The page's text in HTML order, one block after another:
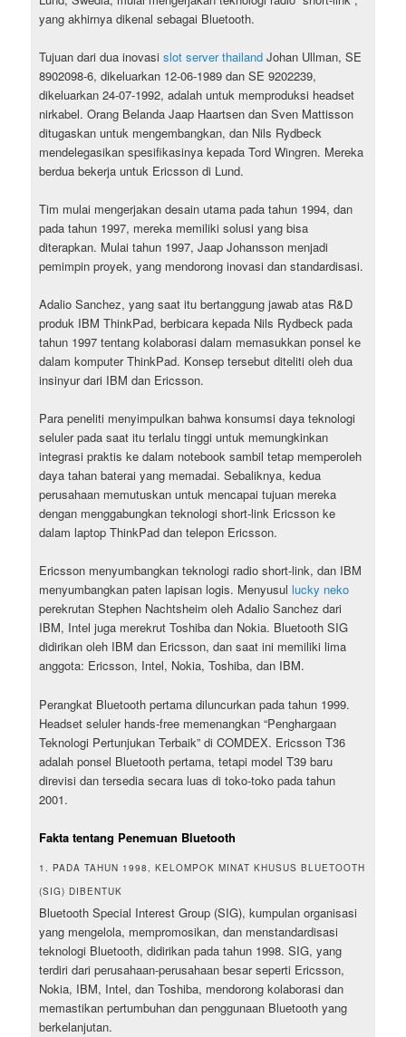
yang akhirnya dikenal sebagai Bluetooth.
Tujuan dari dua inovasislot server thailand Johan Ullman, SE
8902098-6, dikeluarkan 12-06-1989 dan SE 9202239,
dikeluarkan 24-07-1992, adalah untuk memproduksi headset
nirkabel. Orang Belanda Jaap Haartsen dan Sven Mattisson
ditugaskan untuk mengembangkan, dan Nils Rydbeck
mendelegasikan spesifikasinya kepada Tord Wingren. Mereka
berdua bekerja untuk Ericsson di Lund.
Tim mulai mengerjakan desain utama pada tahun 1994, dan
pada tahun 1997, mereka memiliki solusi yang bisa
diterapkan. Mulai tahun 1997, Jaap Johansson menjadi
pemimpin proyek, yang mendorong inovasi dan standardisasi.
Adalio Sanchez, yang saat itu bertanggung jawab atas R&D
produk IBM ThinkPad, berbicara kepada Nils Rydbeck pada
tahun 1997 tentang kolaborasi dalam memasukkan ponsel ke
dalam komputer ThinkPad. Konsep tersebut diteliti oleh dua
insinyur dari IBM dan Ericsson.
Para peneliti menyimpulkan bahwa konsumsi daya teknologi
seluler pada saat itu terlalu tinggi untuk memungkinkan
integrasi praktis ke dalam notebook sambil tetap memperoleh
daya tahan baterai yang memadai. Sebaliknya, kedua
perusahaan memutuskan untuk mencapai tujuan mereka
dengan menggabungkan teknologi short-link Ericsson ke
dalam laptop ThinkPad dan telepon Ericsson.
Ericsson menyumbangkan teknologi radio short-link, dan IBM
menyumbangkan paten lapisan logis. Menyusullucky neko
perekrutan Stephen Nachtsheim oleh Adalio Sanchez dari
IBM, Intel juga merekrut Toshiba dan Nokia. Bluetooth SIG
didirikan oleh IBM dan Ericsson, dan saat ini memiliki lima
anggota: Ericsson, Intel, Nokia, Toshiba, dan IBM.
Perangkat Bluetooth pertama diluncurkan pada tahun 1999.
Headset seluler hands-free memenangkan “Penghargaan
Teknologi Pertunjukan Terbaik” di COMDEX. Ericsson T36
adalah ponsel Bluetooth pertama, tetapi model T39 baru
direvisi dan tersedia secara luas di toko-toko pada tahun
2001.
Fakta tentang Penemuan Bluetooth
1. PADA TAHUN 1998, KELOMPOK MINAT KHUSUS BLUETOOTH
(SIG) DIBENTUK
Bluetooth Special Interest Group (SIG), kumpulan organisasi
yang mengelola, mempromosikan, dan menstandardisasi
teknologi Bluetooth, didirikan pada tahun 1998. SIG, yang
terdiri dari perusahaan-perusahaan besar seperti Ericsson,
Nokia, IBM, Intel, dan Toshiba, mendorong kolaborasi dan
memastikan pertumbuhan dan penggunaan Bluetooth yang
berkelanjutan.